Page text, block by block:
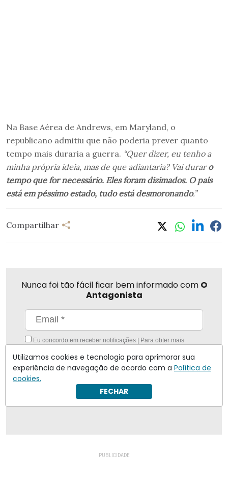
Na Base Aérea de Andrews, em Maryland, o
republicano admitiu que não poderia prever quanto
tempo mais duraria a guerra. “Quer dizer, eu tenho a
minha própria ideia, mas de que adiantaria? Vai duraro
tempo que for necessário. Eles foram dizimados. O país
está em péssimo estado, tudo está desmoronando.”
Compartilhar
Nunca foi tão fácil ficar bem informado com O
Antagonista
Eu concordo em receber notificações | Para obter mais
Enviar
Utilizamos cookies e tecnologia para aprimorar sua
experiência de navegação de acordo com a Política de
cookies.
FECHAR